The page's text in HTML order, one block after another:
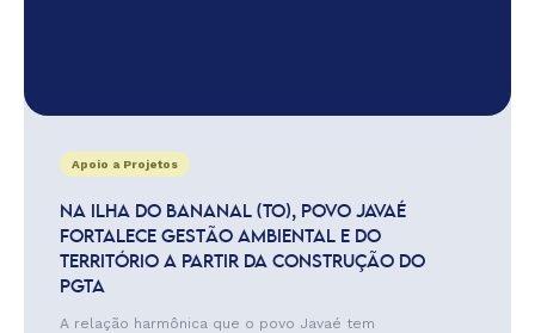
Apoio a Projetos
NA ILHA DO BANANAL (TO), POVO JAVAÉ
FORTALECE GESTÃO AMBIENTAL E DO
TERRITÓRIO A PARTIR DA CONSTRUÇÃO DO
PGTA
A relação harmônica que o povo Javaé tem